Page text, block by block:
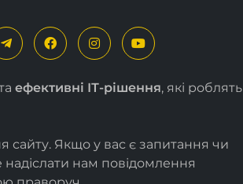
ефективні ІТ-рішення, які роблять
сайту. Якщо у вас є запитання чи
нам повідомлення